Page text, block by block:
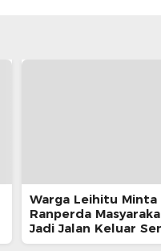
Warga Leihitu Minta
Ranperda
Jadi Jalan Keluar
Enam Dusun